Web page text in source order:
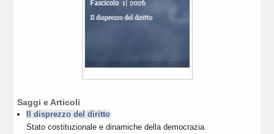
Saggi e Articoli
Il disprezzo del diritto
Stato costituzionale e dinamiche della democrazia